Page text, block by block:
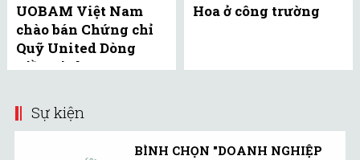
UOBAM Việt Nam
chào bán Chứng chỉ
Quỹ United Dòng
Tiền Linh Hoạt
Hoa ở công trường
Sự kiện
BÌNH CHỌN "DOANH NGHIỆP